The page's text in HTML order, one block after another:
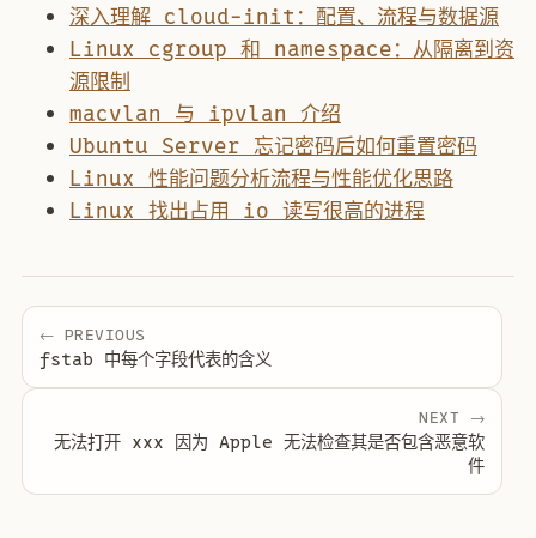
深入理解 cloud-init：配置、流程与数据源
Linux cgroup 和 namespace：从隔离到资
源限制
macvlan 与 ipvlan 介绍
Ubuntu Server 忘记密码后如何重置密码
Linux 性能问题分析流程与性能优化思路
Linux 找出占用 io 读写很高的进程
← PREVIOUS
fstab 中每个字段代表的含义
NEXT →
无法打开 xxx 因为 Apple 无法检查其是否包含恶意软
件